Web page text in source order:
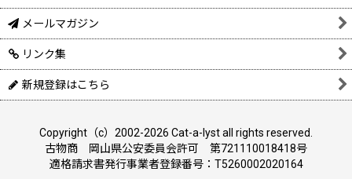
メールマガジン
リンク集
新規登録はこちら
Copyright（c）2002-2026 Cat-a-lyst all rights reserved.
古物商 岡山県公安委員会許可 第721110018418号
適格請求書発行事業者登録番号：T5260002020164